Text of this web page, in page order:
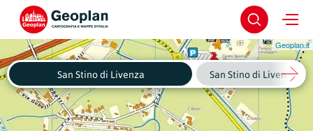
Geoplan.it
San Stino di Livenza San Stino di Livenza -